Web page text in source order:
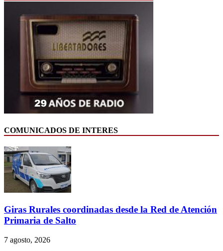
COMUNICADOS DE INTERES
Giras Rurales coordinadas desde la Red de Atención
Primaria de Salto
7 agosto, 2026